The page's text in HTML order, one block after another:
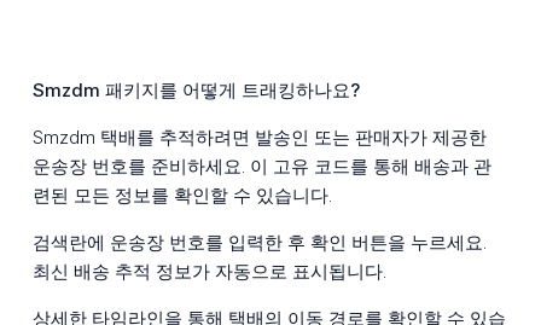
Smzdm 패키지를 어떻게 트래킹하나요?
Smzdm 택배를 추적하려면 발송인 또는 판매자가 제공한
운송장 번호를 준비하세요. 이 고유 코드를 통해 배송과 관
련된 모든 정보를 확인할 수 있습니다.
검색란에 운송장 번호를 입력한 후 확인 버튼을 누르세요.
최신 배송 추적 정보가 자동으로 표시됩니다.
상세한 타임라인을 통해 택배의 이동 경로를 확인할 수 있습